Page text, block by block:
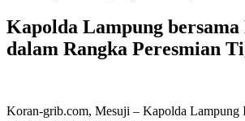
Kapolda Lampung
dalam Rangka Peresmian
Koran-grib.com, Mesuji – Kapolda Lampung